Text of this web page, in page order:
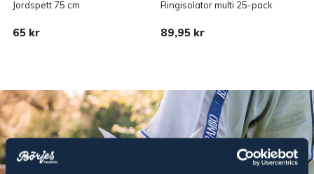
Jordspett 75 cm
65 kr
Ringisolator multi 25-pack
89,95 kr